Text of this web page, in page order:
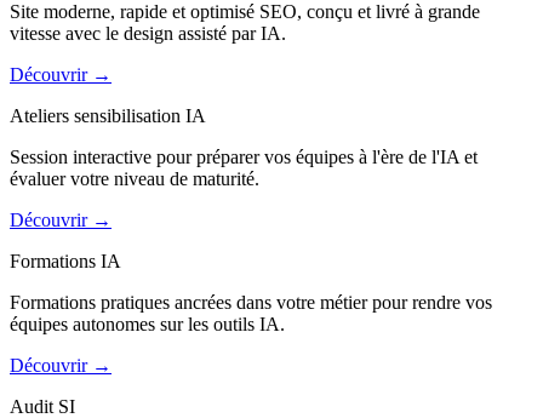
Site moderne, rapide et optimisé SEO, conçu et livré à grande
vitesse avec le design assisté par IA.
Découvrir →
Ateliers sensibilisation IA
Session interactive pour préparer vos équipes à l'ère de l'IA et
évaluer votre niveau de maturité.
Découvrir →
Formations IA
Formations pratiques ancrées dans votre métier pour rendre vos
équipes autonomes sur les outils IA.
Découvrir →
Audit SI